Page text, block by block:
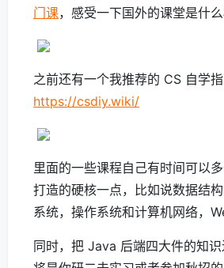
门课，感受一下国外的课堂是什么
之前还有一个我推荐的 CS 自学指
https://csdiy.wiki/
里面的一些课程自己有时间可以
打造的硬核一点，比如说数据结
系统，操作系统和计算机网络，
同时，把 Java 后端四大件的知